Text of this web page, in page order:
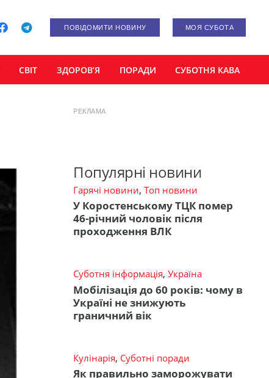
ПОВІДОМИТИ НОВИНУ МОЯ СУБОТА
СВІТ ЗДОРОВ’Я ПОРАДИ СУБОТНЯ КАВА
РЕКЛАМА
Популярні новини
Гарячі новини, Топ новини
У Коростенському ТЦК помер
46-річний чоловік після
проходження ВЛК
Суботня інформація, Україна
Мобілізація до 60 років: чому в
Україні не знижують
граничний вік
Кулінарія, Суботні поради
Як правильно заморожувати